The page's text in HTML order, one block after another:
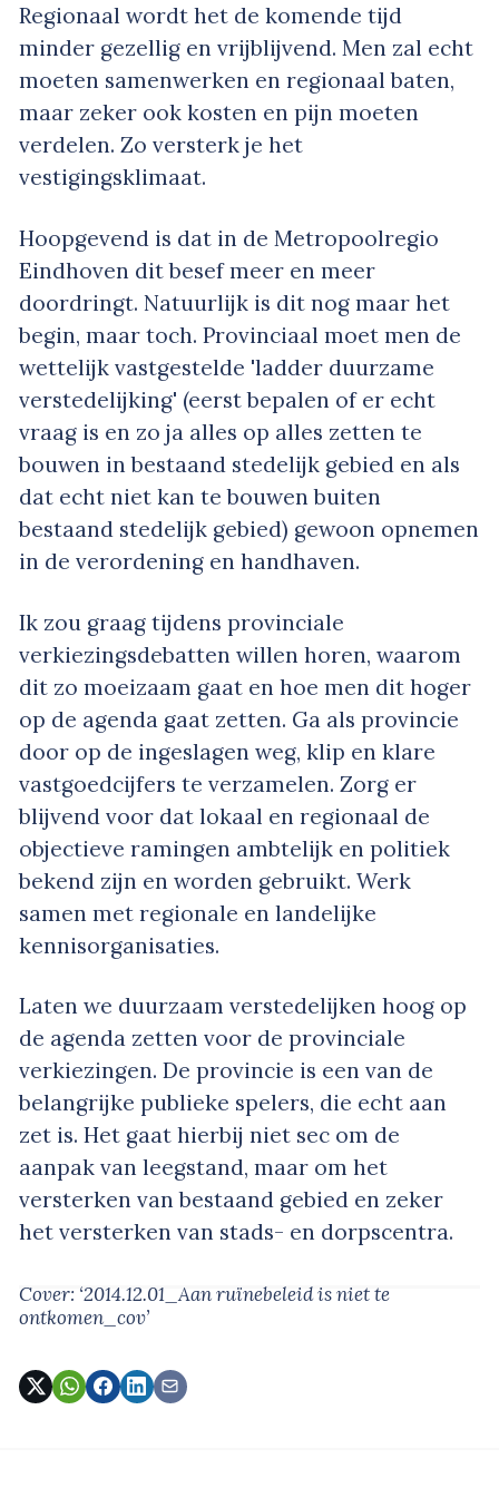
Regionaal wordt het de komende tijd
minder gezellig en vrijblijvend. Men zal echt
moeten samenwerken en regionaal baten,
maar zeker ook kosten en pijn moeten
verdelen. Zo versterk je het
vestigingsklimaat.
Hoopgevend is dat in de Metropoolregio
Eindhoven dit besef meer en meer
doordringt. Natuurlijk is dit nog maar het
begin, maar toch. Provinciaal moet men de
wettelijk vastgestelde 'ladder duurzame
verstedelijking' (eerst bepalen of er echt
vraag is en zo ja alles op alles zetten te
bouwen in bestaand stedelijk gebied en als
dat echt niet kan te bouwen buiten
bestaand stedelijk gebied) gewoon opnemen
in de verordening en handhaven.
Ik zou graag tijdens provinciale
verkiezingsdebatten willen horen, waarom
dit zo moeizaam gaat en hoe men dit hoger
op de agenda gaat zetten. Ga als provincie
door op de ingeslagen weg, klip en klare
vastgoedcijfers te verzamelen. Zorg er
blijvend voor dat lokaal en regionaal de
objectieve ramingen ambtelijk en politiek
bekend zijn en worden gebruikt. Werk
samen met regionale en landelijke
kennisorganisaties.
Laten we duurzaam verstedelijken hoog op
de agenda zetten voor de provinciale
verkiezingen. De provincie is een van de
belangrijke publieke spelers, die echt aan
zet is. Het gaat hierbij niet sec om de
aanpak van leegstand, maar om het
versterken van bestaand gebied en zeker
het versterken van stads- en dorpscentra.
Cover: ‘2014.12.01_Aan ruïnebeleid is niet te
ontkomen_cov’